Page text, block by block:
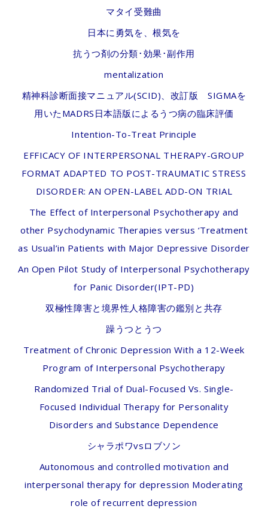
マタイ受難曲
日本に勇気を、根気を
抗うつ剤の分類･効果･副作用
mentalization
精神科診断面接マニュアル(SCID)、改訂版 SIGMAを
用いたMADRS日本語版によるうつ病の臨床評価
Intention-To-Treat Principle
EFFICACY OF INTERPERSONAL THERAPY-GROUP
FORMAT ADAPTED TO POST-TRAUMATIC STRESS
DISORDER: AN OPEN-LABEL ADD-ON TRIAL
The Effect of Interpersonal Psychotherapy and
other Psychodynamic Therapies versus ‘Treatment
as Usual’in Patients with Major Depressive Disorder
An Open Pilot Study of Interpersonal Psychotherapy
for Panic Disorder(IPT-PD)
双極性障害と境界性人格障害の鑑別と共存
躁うつとうつ
Treatment of Chronic Depression With a 12-Week
Program of Interpersonal Psychotherapy
Randomized Trial of Dual-Focused Vs. Single-
Focused Individual Therapy for Personality
Disorders and Substance Dependence
シャラポワvsロブソン
Autonomous and controlled motivation and
interpersonal therapy for depression Moderating
role of recurrent depression